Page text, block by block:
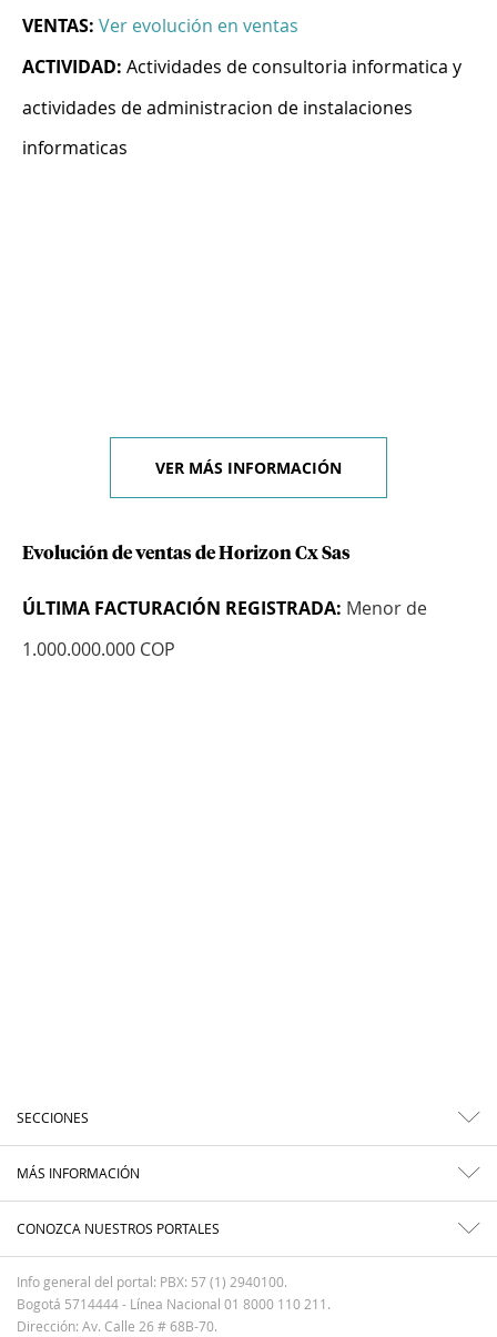
VENTAS: Ver evolución en ventas
ACTIVIDAD: Actividades de consultoria informatica y
actividades de administracion de instalaciones
informaticas
VER MÁS INFORMACIÓN
Evolución de ventas de Horizon Cx Sas
ÚLTIMA FACTURACIÓN REGISTRADA: Menor de
1.000.000.000 COP
SECCIONES
MÁS INFORMACIÓN
CONOZCA NUESTROS PORTALES
Info general del portal: PBX: 57 (1) 2940100.
Bogotá 5714444 - Línea Nacional 01 8000 110 211.
Dirección: Av. Calle 26 # 68B-70.